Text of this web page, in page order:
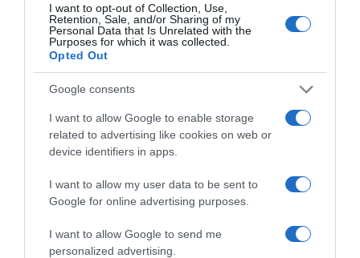
I want to opt-out of Collection, Use,
Retention, Sale, and/or Sharing of my
Personal Data that Is Unrelated with the
Purposes for which it was collected.
Opted Out
Google consents
I want to allow Google to enable storage
related to advertising like cookies on web or
device identifiers in apps.
I want to allow my user data to be sent to
Google for online advertising purposes.
I want to allow Google to send me
personalized advertising.
2026-08-07.
Túlzott félelem a közös jövőtől – hogyan kerüld el egy új